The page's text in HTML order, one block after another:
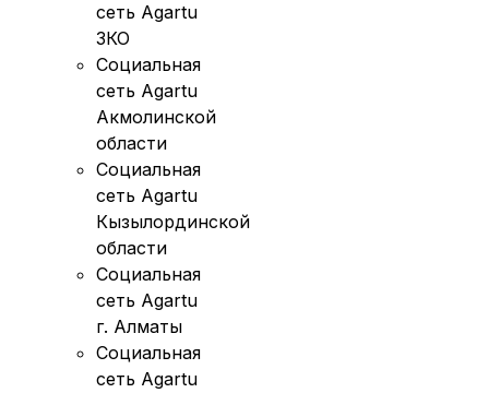
сеть Agartu
ЗКО
Социальная
сеть Agartu
Акмолинской
области
Социальная
сеть Agartu
Кызылординской
области
Социальная
сеть Agartu
г. Алматы
Социальная
сеть Agartu